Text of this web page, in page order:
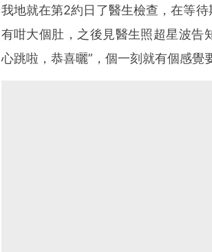
我地就在第2約日了醫生檢查，在等
有咁大個肚，之後見醫生照超星波告
心跳啦，恭喜曬”，個一刻就有個感覺